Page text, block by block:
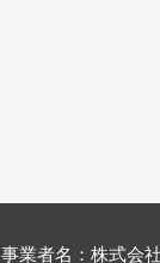
事業者名：株式会